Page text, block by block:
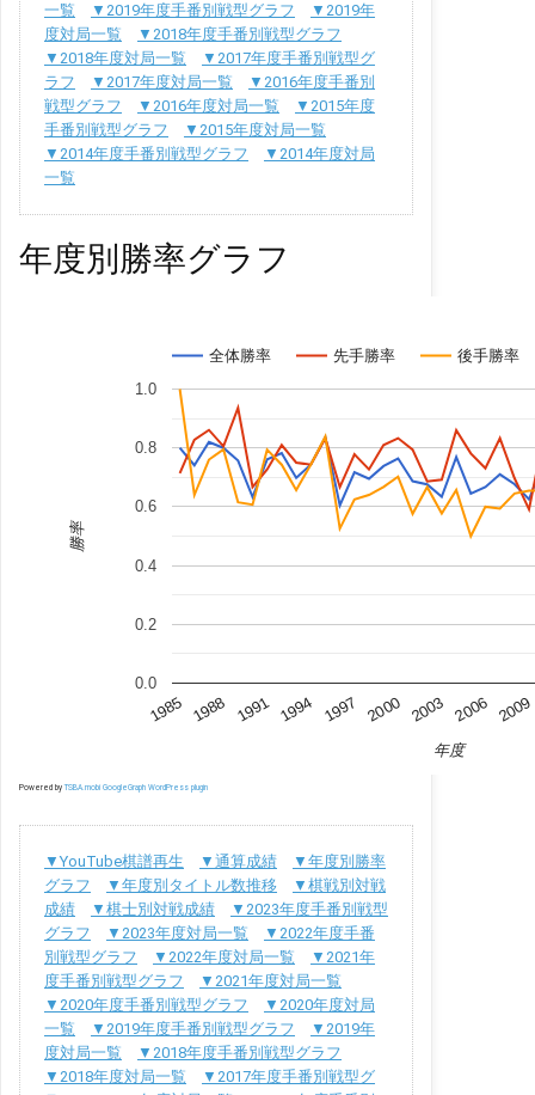
一覧
▼2019年度手番別戦型グラフ
▼2019年
度対局一覧
▼2018年度手番別戦型グラフ
▼2018年度対局一覧
▼2017年度手番別戦型グ
ラフ
▼2017年度対局一覧
▼2016年度手番別
戦型グラフ
▼2016年度対局一覧
▼2015年度
手番別戦型グラフ
▼2015年度対局一覧
▼2014年度手番別戦型グラフ
▼2014年度対局
一覧
年度別勝率グラフ
全体勝率 先手勝率 後手勝率
1985 1988 1991 1994 1997 2000 2003 2006 2009
0.0
0.2
0.4
0.6
0.8
1.0
年度
勝率
Powered byTSBA.mobi GoogleGraph WordPress plugin
▼YouTube棋譜再生 ▼通算成績
▼年度別勝率
グラフ
▼年度別タイトル数推移
▼棋戦別対戦
成績
▼棋士別対戦成績
▼2023年度手番別戦型
グラフ
▼2023年度対局一覧
▼2022年度手番
別戦型グラフ
▼2022年度対局一覧
▼2021年
度手番別戦型グラフ
▼2021年度対局一覧
▼2020年度手番別戦型グラフ
▼2020年度対局
一覧
▼2019年度手番別戦型グラフ
▼2019年
度対局一覧
▼2018年度手番別戦型グラフ
▼2018年度対局一覧
▼2017年度手番別戦型グ